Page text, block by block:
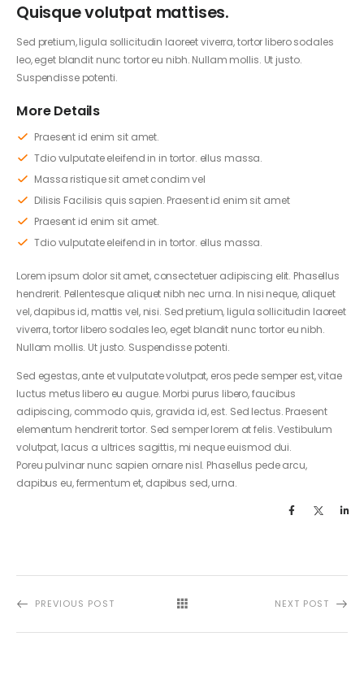
Quisque volutpat mattises.
Sed pretium, ligula sollicitudin laoreet viverra, tortor libero sodales
leo, eget blandit nunc tortor eu nibh. Nullam mollis. Ut justo.
Suspendisse potenti.
More Details
Praesent id enim sit amet.
Tdio vulputate eleifend in in tortor. ellus massa.
Massa ristique sit amet condim vel
Dilisis Facilisis quis sapien. Praesent id enim sit amet
Praesent id enim sit amet.
Tdio vulputate eleifend in in tortor. ellus massa.
Lorem ipsum dolor sit amet, consectetuer adipiscing elit. Phasellus
hendrerit. Pellentesque aliquet nibh nec urna. In nisi neque, aliquet
vel, dapibus id, mattis vel, nisi. Sed pretium, ligula sollicitudin laoreet
viverra, tortor libero sodales leo, eget blandit nunc tortor eu nibh.
Nullam mollis. Ut justo. Suspendisse potenti.
Sed egestas, ante et vulputate volutpat, eros pede semper est, vitae
luctus metus libero eu augue. Morbi purus libero, faucibus
adipiscing, commodo quis, gravida id, est. Sed lectus. Praesent
elementum hendrerit tortor. Sed semper lorem at felis. Vestibulum
volutpat, lacus a ultrices sagittis, mi neque euismod dui.
Poreu pulvinar nunc sapien ornare nisl. Phasellus pede arcu,
dapibus eu, fermentum et, dapibus sed, urna.
PREVIOUS POST NEXT POST